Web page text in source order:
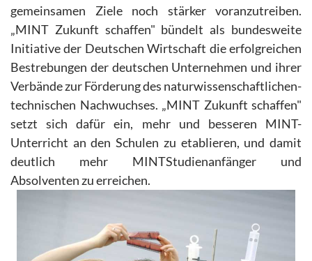
gemeinsamen Ziele noch stärker voranzutreiben.
„MINT Zukunft schaffen" bündelt als bundesweite
Initiative der Deutschen Wirtschaft die erfolgreichen
Bestrebungen der deutschen Unternehmen und ihrer
Verbände zur Förderung des naturwissenschaftlichen-
technischen Nachwuchses. „MINT Zukunft schaffen"
setzt sich dafür ein, mehr und besseren MINT-
Unterricht an den Schulen zu etablieren, und damit
deutlich mehr MINTStudienanfänger und
Absolventen zu erreichen.